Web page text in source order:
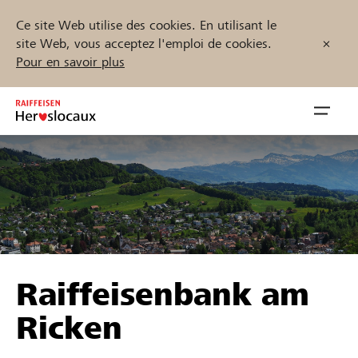
Ce site Web utilise des cookies. En utilisant le
site Web, vous acceptez l'emploi de cookies.
Pour en savoir plus
Inhalt
springen
öffnen
Parrainer
Soutien & assistance
Trouvez des projets et des organisations
Démarrez maintenant
Raiffeisenbank am
Ricken